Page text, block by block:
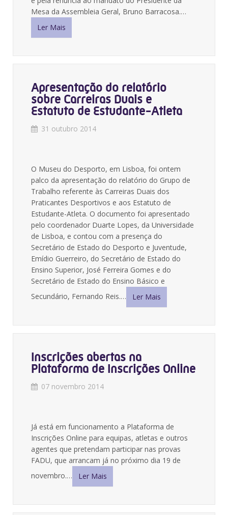
Mesa da Assembleia Geral, Bruno Barracosa.…
Ler Mais
Apresentação do relatório
sobre Carreiras Duais e
Estatuto de Estudante-Atleta
31 outubro 2014
O Museu do Desporto, em Lisboa, foi ontem
palco da apresentação do relatório do Grupo de
Trabalho referente às Carreiras Duais dos
Praticantes Desportivos e aos Estatuto de
Estudante-Atleta. O documento foi apresentado
pelo coordenador Duarte Lopes, da Universidade
de Lisboa, e contou com a presença do
Secretário de Estado do Desporto e Juventude,
Emídio Guerreiro, do Secretário de Estado do
Ensino Superior, José Ferreira Gomes e do
Secretário de Estado do Ensino Básico e
Secundário, Fernando Reis.…
Ler Mais
Inscrições abertas na
Plataforma de Inscrições Online
07 novembro 2014
Já está em funcionamento a Plataforma de
Inscrições Online para equipas, atletas e outros
agentes que pretendam participar nas provas
FADU, que arrancam já no próximo dia 19 de
novembro.…
Ler Mais